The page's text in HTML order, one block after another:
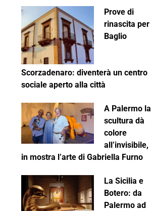
Prove di
rinascita per
Baglio
Scorzadenaro: diventerà un centro
sociale aperto alla città
A Palermo la
scultura dà
colore
all’invisibile,
in mostra l’arte di Gabriella Furno
La Sicilia e
Botero: da
Palermo ad